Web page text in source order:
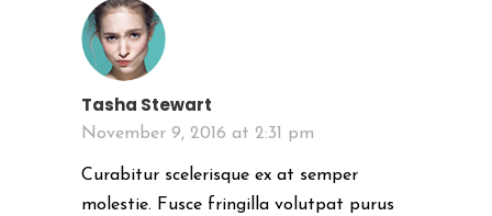
Tasha Stewart
November 9, 2016 at 2:31 pm
Curabitur scelerisque ex at semper
molestie. Fusce fringilla volutpat purus